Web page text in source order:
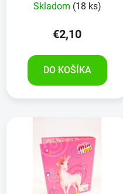
Skladom (18 ks)
€2,10
DO KOŠÍKA